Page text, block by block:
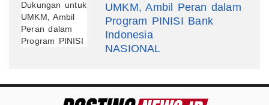
UMKM, Ambil Peran dalam
Program PINISI Bank
Indonesia
NASIONAL